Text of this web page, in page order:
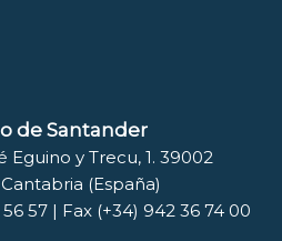
de Santander
Eguino y Trecu, 1. 39002
(España)
57 | Fax (+34) 942 36 74 00